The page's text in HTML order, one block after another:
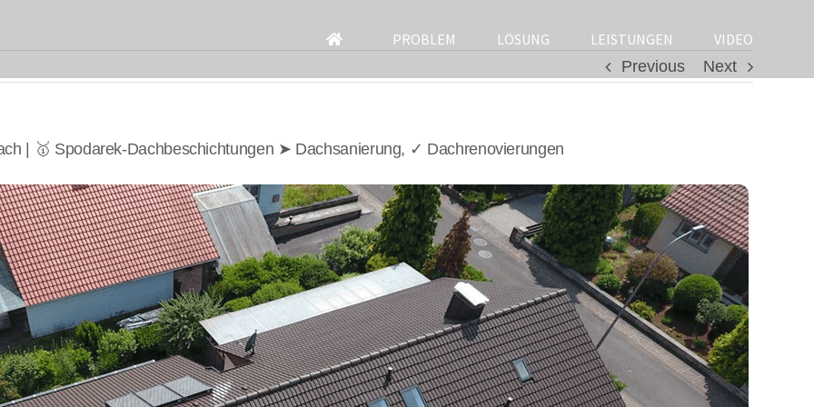
for:
PROBLEM LÖSUNG LEISTUNGEN
VIDEO
Previous
Next
| 🥇 Spodarek-Dachbeschichtungen ➤ Dachsanierung, ✓ Dachrenovierungen